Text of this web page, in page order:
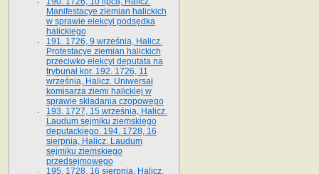
Manifestacye ziemian halickich
w sprawie elekcyi podsędka
halickiego
191. 1726, 9 września, Halicz.
Protestacye ziemian halickich
przeciwko elekcyi deputata na
trybunał kor. 192. 1726, 11
września, Halicz. Uniwersał
komisarza ziemi halickiej w
sprawie składania czopowego
193. 1727, 15 września, Halicz.
Laudum sejmiku ziemskiego
deputackiego. 194. 1728, 16
sierpnia, Halicz. Laudum
sejmiku ziemskiego
przedsejmowego
195. 1728, 16 sierpnia, Halicz.